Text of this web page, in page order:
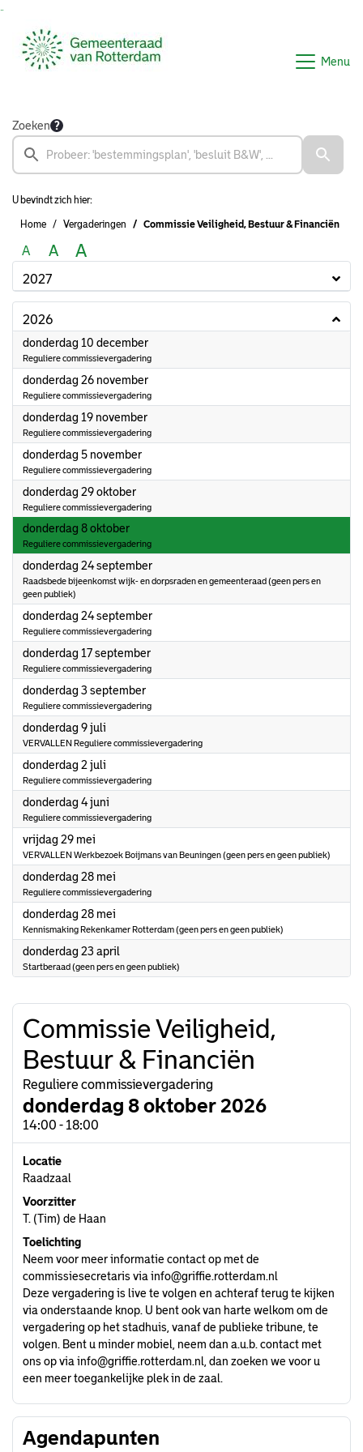
Menu
Zoeken
U bevindt zich hier:
Home Vergaderingen Commissie Veiligheid, Bestuur & Financiën
A A A
2027
2026
donderdag 10 december2026
Reguliere commissievergadering
donderdag 26 november2026
Reguliere commissievergadering
donderdag 19 november2026
Reguliere commissievergadering
donderdag 5 november2026
Reguliere commissievergadering
donderdag 29 oktober2026
Reguliere commissievergadering
donderdag 8 oktober2026
Reguliere commissievergadering
donderdag 24 september2026
Raadsbede bijeenkomst wijk- en dorpsraden en gemeenteraad (geen pers en
geen publiek)
donderdag 24 september2026
Reguliere commissievergadering
donderdag 17 september2026
Reguliere commissievergadering
donderdag 3 september2026
Reguliere commissievergadering
donderdag 9 juli
VERVALLEN Reguliere commissievergadering
donderdag 2 juli
Reguliere commissievergadering
donderdag 4 juni
Reguliere commissievergadering
vrijdag 29 mei
VERVALLEN Werkbezoek Boijmans van Beuningen (geen pers en geen publiek)
donderdag 28 mei
Reguliere commissievergadering
donderdag 28 mei
Kennismaking Rekenkamer Rotterdam (geen pers en geen publiek)
donderdag 23 april
Startberaad (geen pers en geen publiek)
Commissie Veiligheid,
Bestuur & Financiën
Reguliere commissievergadering
donderdag 8 oktober 2026
14:00 - 18:00
Locatie
Raadzaal
Voorzitter
T. (Tim) de Haan
Toelichting
Neem voor meer informatie contact op met de
commissiesecretaris via info@griffie.rotterdam.nl
Deze vergadering is live te volgen en achteraf terug te kijken
via onderstaande knop. U bent ook van harte welkom om de
vergadering op het stadhuis, vanaf de publieke tribune, te
volgen. Bent u minder mobiel, neem dan a.u.b. contact met
ons op via info@griffie.rotterdam.nl , dan zoeken we voor u
een meer toegankelijke plek in de zaal.
Agendapunten